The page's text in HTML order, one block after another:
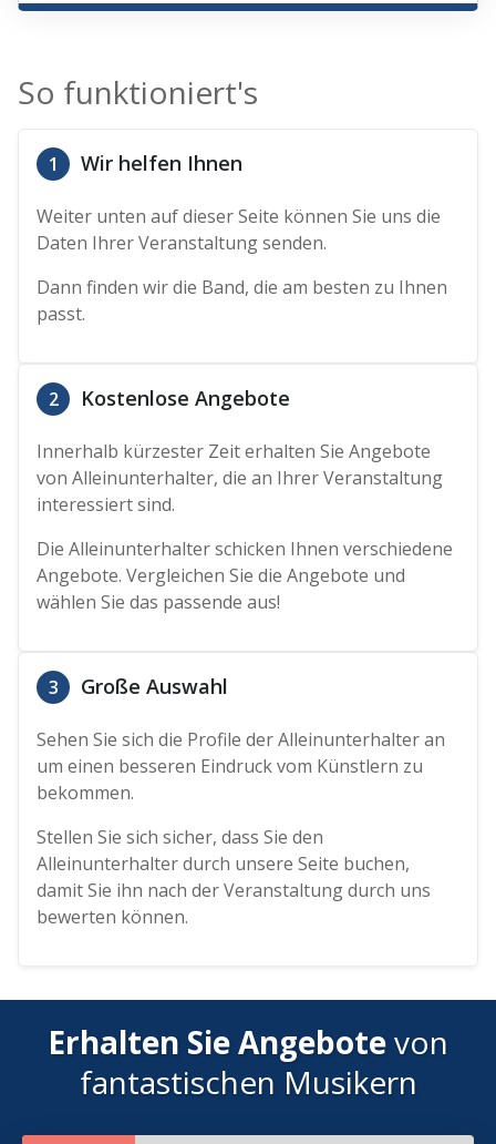
So funktioniert's
1 Wir helfen Ihnen
Weiter unten auf dieser Seite können Sie uns die
Daten Ihrer Veranstaltung senden.
Dann finden wir die Band, die am besten zu Ihnen
passt.
2 Kostenlose Angebote
Innerhalb kürzester Zeit erhalten Sie Angebote
von Alleinunterhalter, die an Ihrer Veranstaltung
interessiert sind.
Die Alleinunterhalter schicken Ihnen verschiedene
Angebote. Vergleichen Sie die Angebote und
wählen Sie das passende aus!
3 Große Auswahl
Sehen Sie sich die Profile der Alleinunterhalter an
um einen besseren Eindruck vom Künstlern zu
bekommen.
Stellen Sie sich sicher, dass Sie den
Alleinunterhalter durch unsere Seite buchen,
damit Sie ihn nach der Veranstaltung durch uns
bewerten können.
Erhalten Sie Angebotevon
fantastischen Musikern